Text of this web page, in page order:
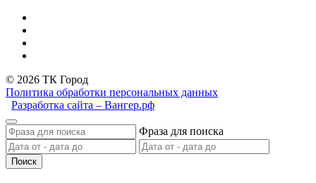
© 2026 ТК Город
Политика обработки персональных данных
Разработка сайта – Вангер.рф
Фраза для поиска
Поиск